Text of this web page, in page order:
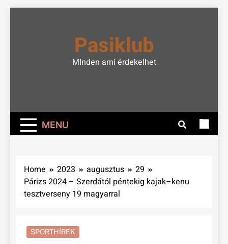
Pasiklub
MInden ami érdekelhet
MENU
Home 2023 augusztus
29
Párizs 2024 – Szerdától péntekig kajak–kenu
tesztverseny 19 magyarral
SPORTHÍREK